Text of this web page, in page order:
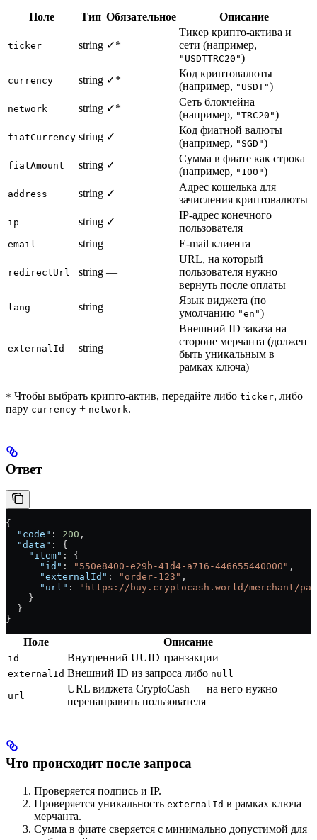
Поле Тип Обязательное Описание
ticker string ✓*
Тикер крипто-актива и
сети (например,
"USDTTRC20")
currency string ✓*
Код криптовалюты
(например, "USDT")
network string ✓*
Сеть блокчейна
(например, "TRC20")
fiatCurrency string ✓
Код фиатной валюты
(например, "SGD")
fiatAmount string ✓
Сумма в фиате как строка
(например, "100")
address string ✓
Адрес кошелька для
зачисления криптовалюты
ip string ✓
IP-адрес конечного
пользователя
email string — E-mail клиента
redirectUrl string —
URL, на который
пользователя нужно
вернуть после оплаты
lang string —
Язык виджета (по
умолчанию "en")
externalId string —
Внешний ID заказа на
стороне мерчанта (должен
быть уникальным в
рамках ключа)
* Чтобы выбрать крипто-актив, передайте либо ticker, либо
пару currency + network.
Ответ
{
  "code"
: 200 ,
  "data"
: {
    "item"
: {
      "id"
: "550e8400-e29b-41d4-a716-446655440000" ,
      "externalId"
: "order-123" ,
      "url"
:
"https://buy.cryptocash.world/merchant/
    }
  }
}
Поле Описание
id Внутренний UUID транзакции
externalId Внешний ID из запроса либо null
url
URL виджета CryptoCash — на него нужно
перенаправить пользователя
Что происходит после запроса
Проверяется подпись и IP.
Проверяется уникальность externalId в рамках ключа
мерчанта.
Сумма в фиате сверяется с минимально допустимой для